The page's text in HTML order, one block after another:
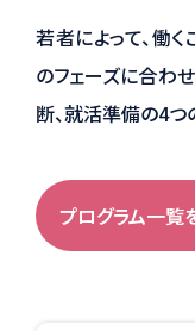
若者によって、働
のフェーズに合わ
断、就活準備の4つ
プログラム一覧